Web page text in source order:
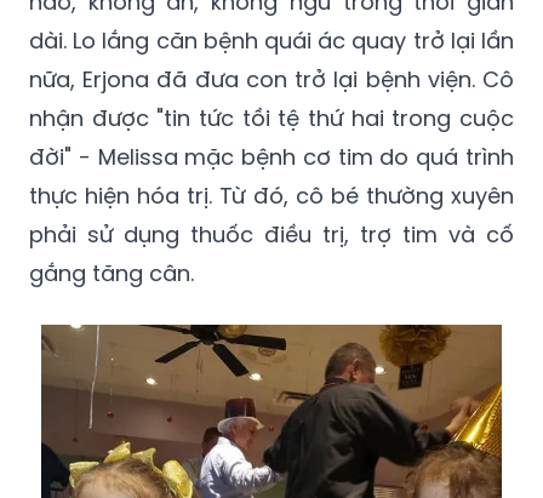
nữa, Erjona đã đưa con trở lại bệnh viện. Cô
nhận được "tin tức tồi tệ thứ hai trong cuộc
đời" - Melissa mặc bệnh cơ tim do quá trình
thực hiện hóa trị. Từ đó, cô bé thường xuyên
phải sử dụng thuốc điều trị, trợ tim và cố
gắng tăng cân.